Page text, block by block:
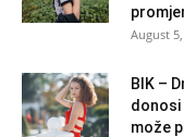
August
BIK –
donosi
može